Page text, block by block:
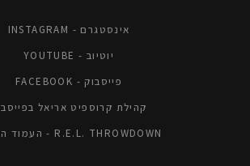
אינסטגרם - INSTAGRAM
יוטיוב - YOUTUBE
פייסבוק - FACEBOOK
קהילת קרוספיט אריאל
R.E.L. THROWDOWN - העמוד הרשמי